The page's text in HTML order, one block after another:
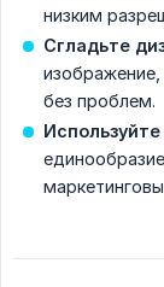
низким
Сгладьте
без проблем.